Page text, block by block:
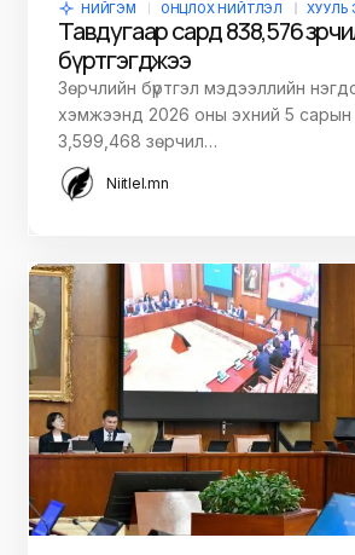
НИЙГЭМ ОНЦЛОХ НИЙТЛЭЛ ХУУЛЬ
Тавдугаар сард 838,576
бүртгэгджээ
Зөрчлийн бүртгэл мэдээллийн
хэмжээнд 2026 оны эхний 5 сарын
3,599,468 зөрчил…
Niitlel.mn